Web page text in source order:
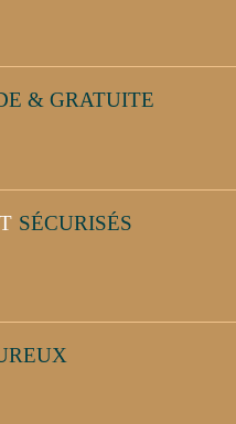
& GRATUITE
SÉCURISÉS